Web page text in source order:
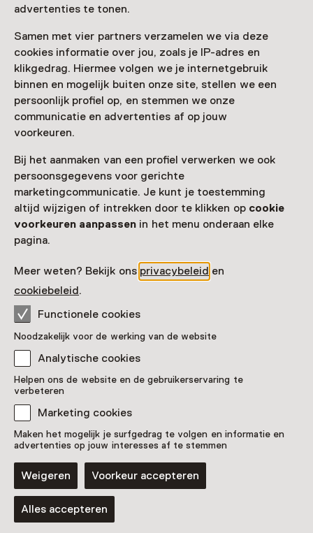
advertenties te tonen.
Samen met vier partners verzamelen we via deze
cookies informatie over jou, zoals je IP-adres en
klikgedrag. Hiermee volgen we je internetgebruik
binnen en mogelijk buiten onze site, stellen we een
persoonlijk profiel op, en stemmen we onze
communicatie en advertenties af op jouw
voorkeuren.
Bij het aanmaken van een profiel verwerken we ook
persoonsgegevens voor gerichte
marketingcommunicatie. Je kunt je toestemming
altijd wijzigen of intrekken door te klikken op cookie
voorkeuren aanpassen in het menu onderaan elke
pagina.
Meer weten? Bekijk ons privacybeleid en
cookiebeleid.
Functionele cookies
Noodzakelijk voor de werking van de website
Analytische cookies
Helpen ons de website en de gebruikerservaring te
verbeteren
Marketing cookies
Maken het mogelijk je surfgedrag te volgen en informatie en
advertenties op jouw interesses af te stemmen
Weigeren Voorkeur accepteren
Alles accepteren
Nog meer ontdekken
Bakkerskar
Pronkstuk
Blijf ontdekken
Koop online je Museumkaart